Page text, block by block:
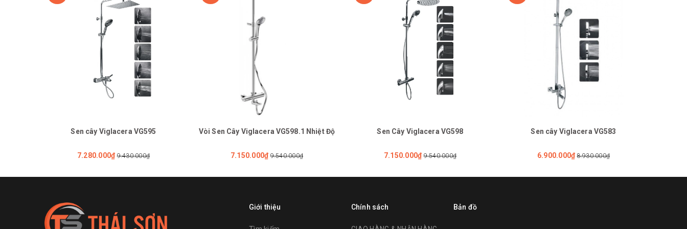
Sen cây Viglacera VG595
7.280.000₫ 9.430.000₫
Vòi Sen Cây Viglacera VG598.1 Nhiệt Độ
7.150.000₫ 9.540.000₫
Sen Cây Viglacera VG598
7.150.000₫ 9.540.000₫
Sen cây Viglacera VG583
6.900.000₫ 8.930.000₫
Giới thiệu Chính sách Bản đồ